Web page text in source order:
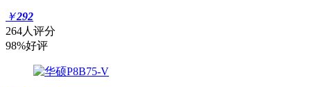
￥292
264人评分
98%好评